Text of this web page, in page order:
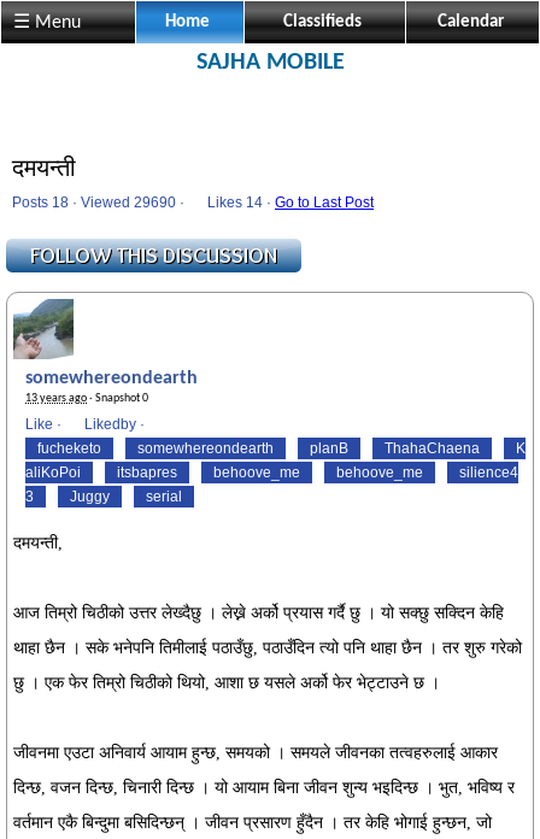
☰ Menu Home Classifieds Calendar
SAJHA MOBILE
दमयन्ती
Posts 18 · Viewed 29690 · Likes 14 · Go to Last Post
somewhereondearth
13 years ago· Snapshot 0
Like · Likedby ·
fucheketo
somewhereondearth planB ThahaChaena
K
aliKoPoi
itsbapres behoove_me behoove_me
silience4
3
Juggy serial
दमयन्ती,
आज तिम्रो चिठीको उत्तर लेख्दैछु । लेख्ने अर्को प्रयास गर्दै छु । यो सक्छु सक्दिन केहि
थाहा छैन । सके भनेपनि तिमीलाई पठाउँछु, पठाउँदिन त्यो पनि थाहा छैन । तर शुरु गरेको
छु । एक फेर तिम्रो चिठीको थियो, आशा छ यसले अर्को फेर भेट्टाउने छ ।
जीवनमा एउटा अनिवार्य आयाम हुन्छ, समयको । समयले जीवनका तत्वहरुलाई आकार
दिन्छ, वजन दिन्छ, चिनारी दिन्छ । यो आयाम बिना जीवन शुन्य भइदिन्छ । भुत, भविष्य र
वर्तमान एकै बिन्दुमा बसिदिन्छन् । जीवन प्रसारण हुँदैन । तर केहि भोगाई हुन्छन, जो